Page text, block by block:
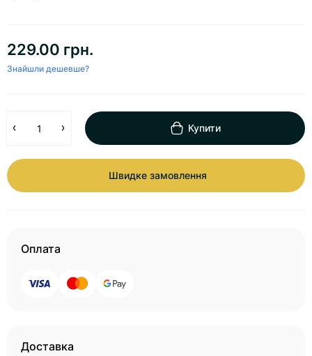
229.00 грн.
Знайшли дешевше?
Купити
Швидке замовлення
Оплата
Доставка